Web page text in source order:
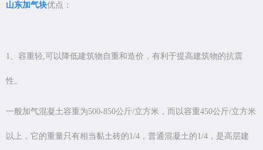
山东加气块优点：
1、容重轻,可以降低建筑物自重和造价，有利于提高建筑物的抗震
性。
一般加气混凝土容重为500-850公斤/立方米，而以容重450公斤/立方米
以上，它的重量只有相当黏土砖的1/4，普通混凝土的1/4，是高层建